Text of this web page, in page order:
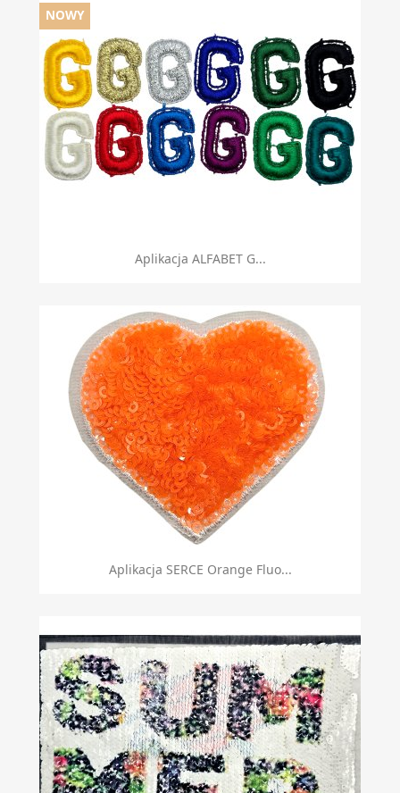
Aplikacja ALFABET G...
NOWY
Aplikacja SERCE Orange Fluo...